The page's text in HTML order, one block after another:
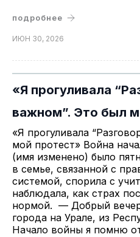
подробнее
ИЮН 30, 2026
«Я прогуливала
важном”. Это был
«Я прогуливала
мой протест» Война
(имя изменено) было
в семье, связанной с
системой, спорила с
наблюдала, как страх
нормой. — Добрый
города на Урале, из
Начало войны я помню